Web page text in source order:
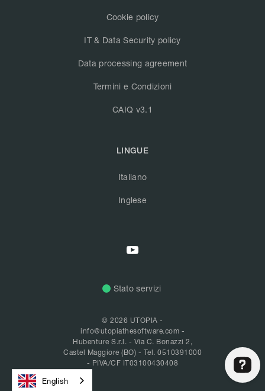
Cookie policy
IT & Data Security policy
Data processing agreement
Termini e Condizioni
CAIQ v3.1
LINGUE
Italiano
Inglese
Stato servizi
© 2026 UTOPIA -
info@utopiathesoftware.com -
Hubenture S.r.l. - Via C. Bonazzi 2,
Castel Maggiore (BO) - Tel. 0510391000
- PIVA/CF IT03100430408
English